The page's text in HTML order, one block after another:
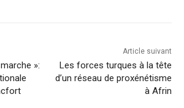
»:
Article suivant
Les forces turques à la tête
d’un réseau de proxénétisme
à Afrin